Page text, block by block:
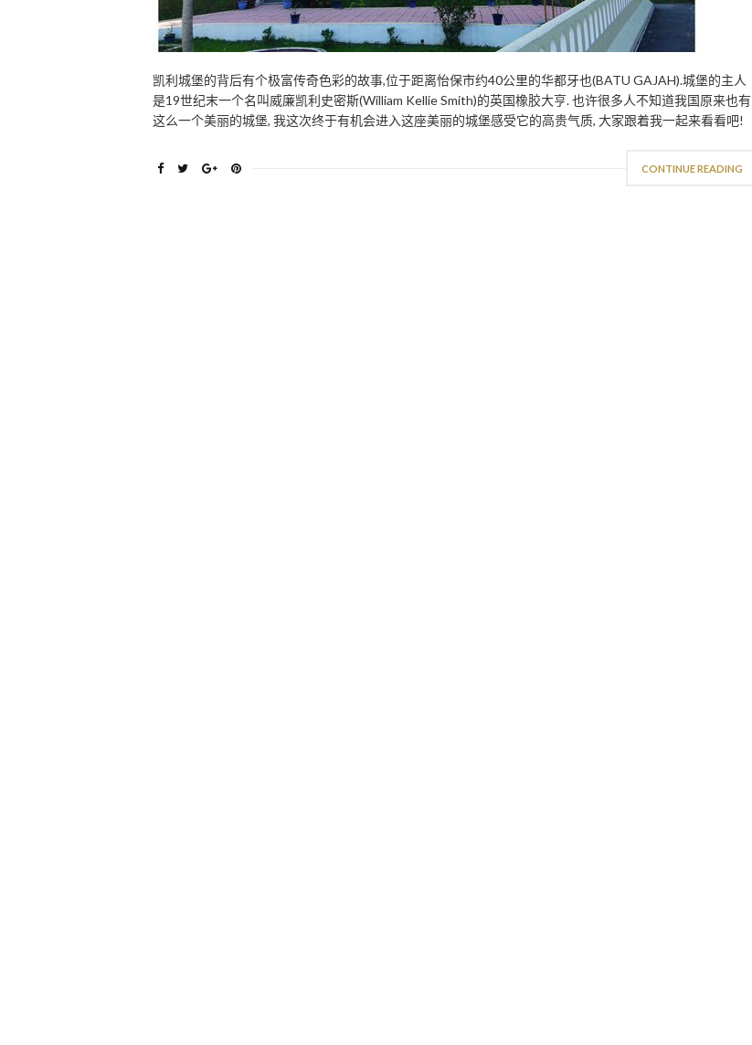
凯利城堡的背后有个极富传奇色彩的故事,位于距离怡保市约40公里的华都牙也(BATU GAJAH).城堡的主人
是19世纪末一个名叫威廉凯利史密斯(William Kellie Smith)的英国橡胶大亨. 也许很多人不知道我国原来也有
这么一个美丽的城堡, 我这次终于有机会进入这座美丽的城堡感受它的高贵气质, 大家跟着我一起来看看吧!
CONTINUE READING